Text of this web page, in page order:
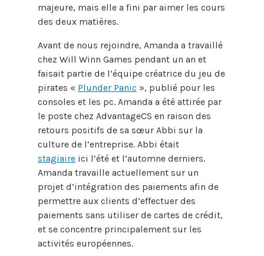
majeure, mais elle a fini par aimer les cours
des deux matières.
Avant de nous rejoindre, Amanda a travaillé
chez Will Winn Games pendant un an et
faisait partie de l’équipe créatrice du jeu de
pirates « Plunder Panic », publié pour les
consoles et les pc. Amanda a été attirée par
le poste chez AdvantageCS en raison des
retours positifs de sa sœur Abbi sur la
culture de l’entreprise. Abbi était
stagiaire ici l’été et l’automne derniers.
Amanda travaille actuellement sur un
projet d’intégration des paiements afin de
permettre aux clients d’effectuer des
paiements sans utiliser de cartes de crédit,
et se concentre principalement sur les
activités européennes.